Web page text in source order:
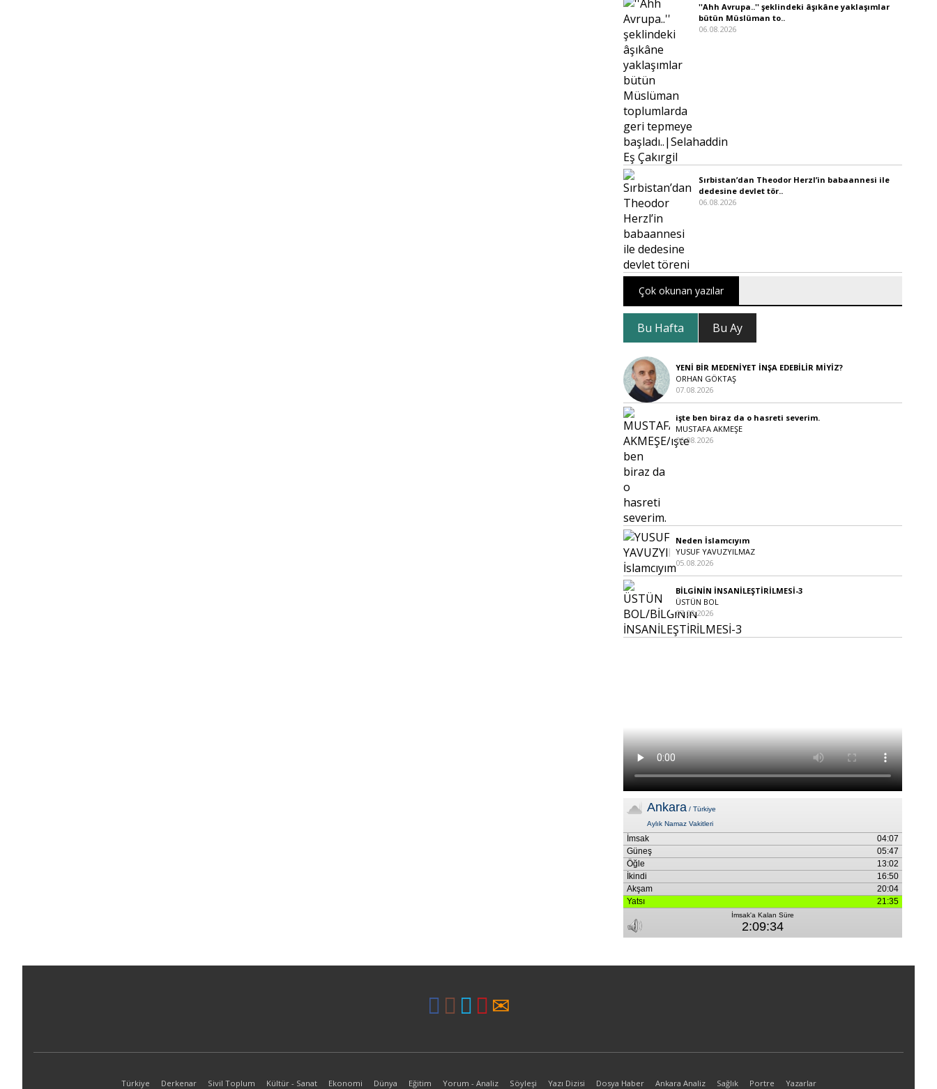
''Ahh Avrupa..'' şeklindeki âşıkâne yaklaşımlar
bütün Müslüman to..
06.08.2026
Sırbistan’dan Theodor Herzl’in babaannesi ile
dedesine devlet tör..
06.08.2026
Çok okunan yazılar
Bu Hafta Bu Ay
YENİ BİR MEDENİYET İNŞA EDEBİLİR MİYİZ?
ORHAN GÖKTAŞ
07.08.2026
işte ben biraz da o hasreti severim.
MUSTAFA AKMEŞE
06.08.2026
Neden İslamcıyım
YUSUF YAVUZYILMAZ
05.08.2026
BİLGİNİN İNSANİLEŞTİRİLMESİ-3
ÜSTÜN BOL
07.08.2026
Türkiye Derkenar Sivil Toplum Kültür - Sanat Ekonomi Dünya Eğitim Yorum - Analiz Söyleşi Yazı Dizisi Dosya Haber Ankara Analiz Sağlık Portre Yazarlar